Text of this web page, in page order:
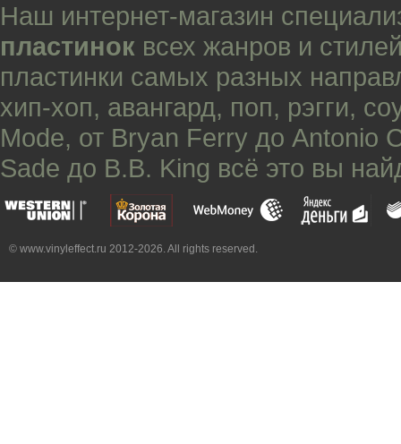
Наш интернет-магазин
пластинок всех жанров и
пластинки самых разных
хип-хоп, авангард, поп, рэгги,
Mode, от Bryan Ferry до Antonio
Sade до B.B. King всё это вы
© www.vinyleffect.ru 2012-2026. All rights reserved.